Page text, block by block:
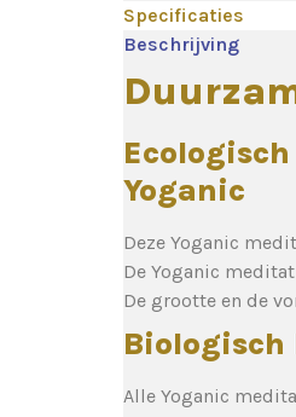
Specificaties
Beschrijving
Yoganic
Deze Yoganic
De Yoganic
De grootte en de
Biologisch
Alle Yoganic